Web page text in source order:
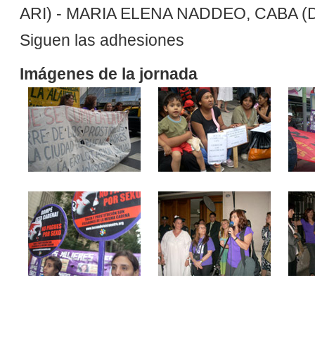
ARI) - MARIA ELENA NADDEO, CABA
Siguen las adhesiones
Imágenes de la jornada